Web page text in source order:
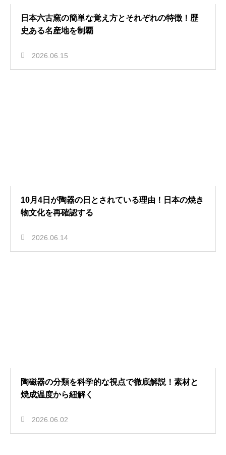
日本六古窯の簡単な覚え方とそれぞれの特徴！歴
史ある名産地を制覇
2026.06.15
10月4日が陶器の日とされている理由！日本の焼き
物文化を再確認する
2026.06.14
陶磁器の分類を科学的な視点で徹底解説！素材と
焼成温度から紐解く
2026.06.02